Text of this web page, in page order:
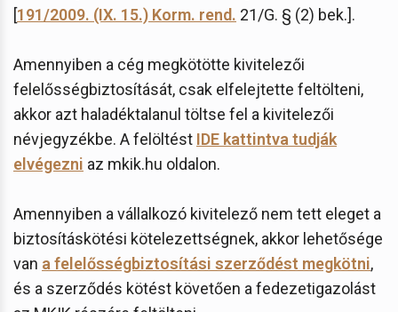
[191/2009. (IX. 15.) Korm. rend. 21/G. § (2) bek.].
Amennyiben a cég megkötötte kivitelezői
felelősségbiztosítását, csak elfelejtette feltölteni,
akkor azt haladéktalanul töltse fel a kivitelezői
névjegyzékbe. A felöltést IDE kattintva tudják
elvégezni az mkik.hu oldalon.
Amennyiben a vállalkozó kivitelező nem tett eleget a
biztosításkötési kötelezettségnek, akkor lehetősége
van a felelősségbiztosítási szerződést megkötni,
és a szerződés kötést követően a fedezetigazolást